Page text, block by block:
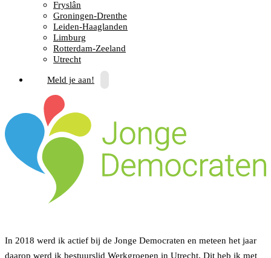
Fryslân
Groningen-Drenthe
Leiden-Haaglanden
Limburg
Rotterdam-Zeeland
Utrecht
Meld je aan!
In 2018 werd ik actief bij de Jonge Democraten en meteen het jaar
daarop werd ik bestuurslid Werkgroepen in Utrecht. Dit heb ik met